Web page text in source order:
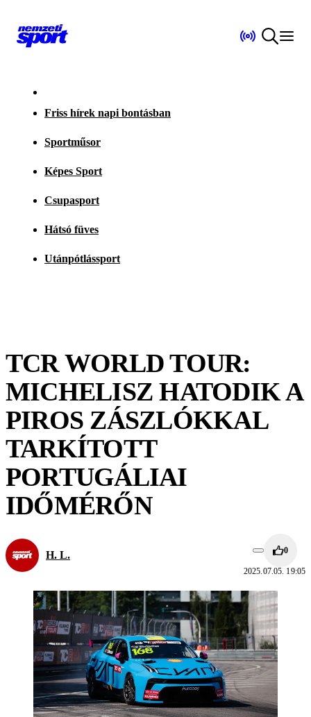
Friss hírek napi bontásban
Sportműsor
Képes Sport
Csupasport
Hátsó füves
Utánpótlássport
TCR WORLD TOUR:
MICHELISZ HATODIK A
PIROS ZÁSZLÓKKAL
TARKÍTOTT
PORTUGÁLIAI
IDŐMÉRŐN
H. L. 0
2025.07.05. 19:05